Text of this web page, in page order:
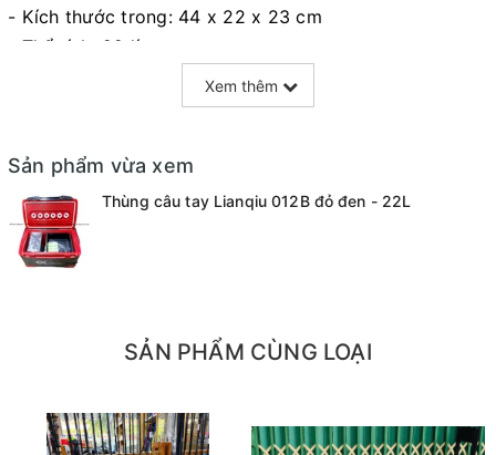
- Kích thước trong: 44 x 22 x 23 cm
- Thể tích: 22 lít.
- Thùng có đầy đủ phụ kiện, chất liệu inox bền đẹp bao
+ Pass chống cần
+ Pass khay mồi
+ Pass giỏ cá
+ Dây đeo
- Thùng có tựa lưng gập gọn dấu vào nắp và có chân
Xem thêm
Sản phẩm vừa xem
Thùng câu tay Lianqiu 012B đỏ đen - 22L
SẢN PHẨM CÙNG LOẠI